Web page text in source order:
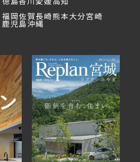
福岡佐賀長崎熊本大分宮崎
鹿児島沖縄